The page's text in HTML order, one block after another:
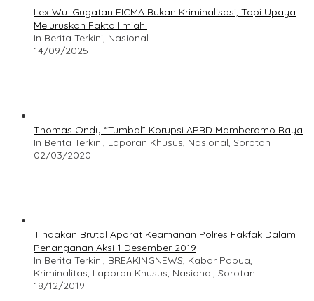
Lex Wu: Gugatan FICMA Bukan Kriminalisasi, Tapi Upaya
Meluruskan Fakta Ilmiah!
In Berita Terkini, Nasional
14/09/2025
Thomas Ondy “Tumbal” Korupsi APBD Mamberamo Raya
In Berita Terkini, Laporan Khusus, Nasional, Sorotan
02/03/2020
Tindakan Brutal Aparat Keamanan Polres Fakfak Dalam
Penanganan Aksi 1 Desember 2019
In Berita Terkini, BREAKINGNEWS, Kabar Papua,
Kriminalitas, Laporan Khusus, Nasional, Sorotan
18/12/2019